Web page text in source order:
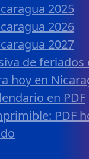
2025
2026
2027
de feriados
hoy en
en PDF
PDF